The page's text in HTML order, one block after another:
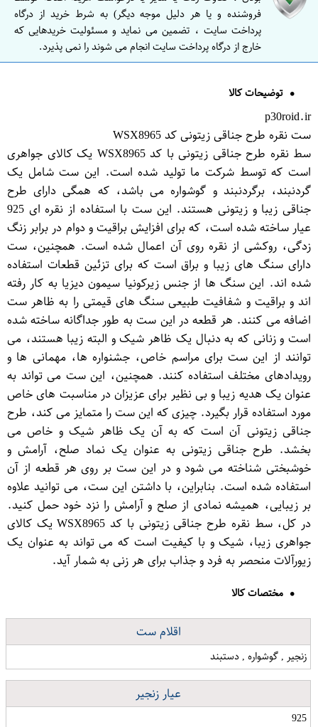
فروشنده و یا هر دلیل موجه دیگر) به شرط خرید از درگاه
پرداخت سایت ، تضمین می نماید و مسئولیت خریدهایی که
خارج از درگاه پرداخت سایت انجام می شوند را نمی پذیرد.
توضیحات کالا
p30roid.ir
ست نقره طرح جناقی زیتونی کد WSX8965
سط نقره طرح جناقی زیتونی با کد WSX8965 یک کالای جواهری
است که توسط شرکت ما تولید شده است. این ست شامل یک
گردنبند، برگردنبند و گوشواره می باشد، که همگی دارای طرح
جناقی زیبا و زیتونی هستند. این ست با استفاده از نقره ای 925
عیار ساخته شده است، که برای افزایش براقیت و دوام در برابر زنگ
زدگی، روکشی از نقره روی آن اعمال شده است. همچنین، ست
دارای سنگ های زیبا و براق است که برای تزئین قطعات استفاده
شده اند. این سنگ ها از جنس زیرکونیا سیمون دیزیا به کار رفته
اند و براقیت و شفافیت طبیعی سنگ های قیمتی را به ظاهر ست
اضافه می کنند. هر قطعه در این ست به طور جداگانه ساخته شده
است و زنانی که به دنبال یک ظاهر شیک و البته زیبا هستند، می
توانند از این ست برای مراسم خاص، جشنواره ها، مهمانی ها و
رویدادهای مختلف استفاده کنند. همچنین، این ست می تواند به
عنوان یک هدیه زیبا و بی نظیر برای عزیزان در مناسبت های خاص
مورد استفاده قرار بگیرد. چیزی که این ست را متمایز می کند، طرح
جناقی زیتونی آن است که به آن یک ظاهر شیک و خاص می
بخشد. طرح جناقی زیتونی به عنوان یک نماد صلح، آرامش و
خوشبختی شناخته می شود و در این ست بر روی هر قطعه از آن
استفاده شده است. بنابراین، با داشتن این ست، می توانید علاوه
بر زیبایی، همیشه نمادی از صلح و آرامش را نزد خود حمل کنید.
در کل، سط نقره طرح جناقی زیتونی با کد WSX8965 یک کالای
جواهری زیبا، شیک و با کیفیت است که می تواند به عنوان یک
زیورآلات منحصر به فرد و جذاب برای هر زنی به شمار آید.
مختصات کالا
اقلام ست
زنجیر , گوشواره , دستبند
عیار زنجیر
925